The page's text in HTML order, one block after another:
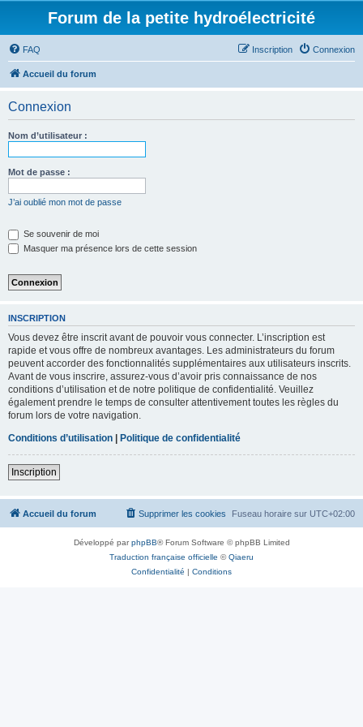
Forum de la petite hydroélectricité
FAQ Connexion
Inscription
Accueil du forum
Connexion
Nom d’utilisateur :
Mot de passe :
J’ai oublié mon mot de passe
Se souvenir de moi
Masquer ma présence lors de cette session
INSCRIPTION
Vous devez être inscrit avant de pouvoir vous connecter. L’inscription est
rapide et vous offre de nombreux avantages. Les administrateurs du forum
peuvent accorder des fonctionnalités supplémentaires aux utilisateurs inscrits.
Avant de vous inscrire, assurez-vous d’avoir pris connaissance de nos
conditions d’utilisation et de notre politique de confidentialité. Veuillez
également prendre le temps de consulter attentivement toutes les règles du
forum lors de votre navigation.
Conditions d’utilisation | Politique de confidentialité
Inscription
Accueil du forum Fuseau horaire sur UTC+02:00
Supprimer les cookies
Développé parphpBB® Forum Software © phpBB Limited
Traduction française officielle ©Qiaeru
Confidentialité | Conditions